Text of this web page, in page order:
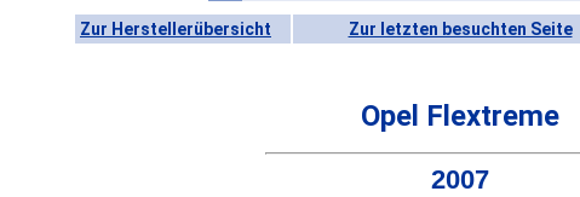
Zur Herstellerübersicht Zur letzten besuchten Seite
Opel Flextreme
2007